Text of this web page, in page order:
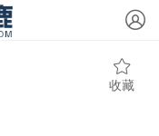
收藏